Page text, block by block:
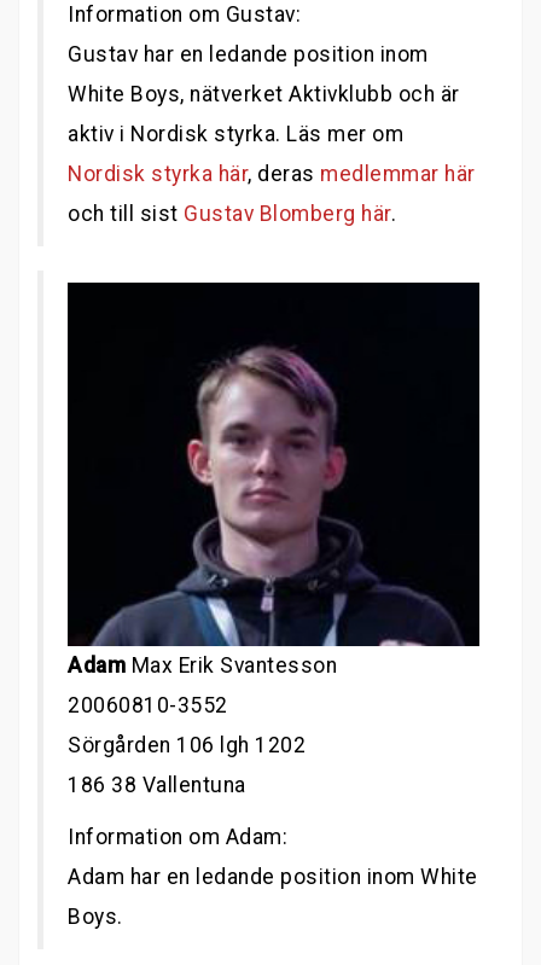
Information om Gustav:
Gustav har en ledande position inom
White Boys, nätverket Aktivklubb och är
aktiv i Nordisk styrka. Läs mer om
Nordisk styrka här, deras medlemmar här
och till sist Gustav Blomberg här.
Adam Max Erik Svantesson
20060810-3552
Sörgården 106 lgh 1202
186 38 Vallentuna
Information om Adam:
Adam har en ledande position inom White
Boys.